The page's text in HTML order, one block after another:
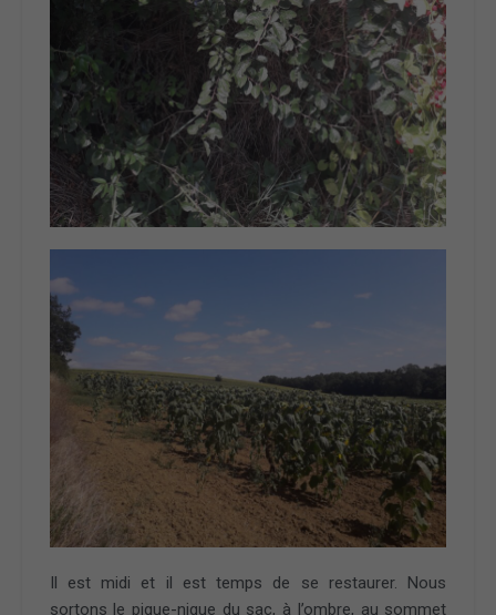
Il est midi et il est temps de se restaurer. Nous
sortons le pique-nique du sac, à l’ombre, au sommet